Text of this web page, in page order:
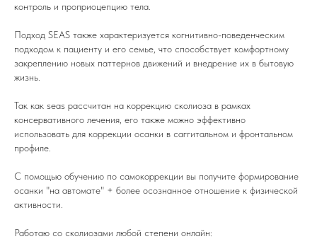
контроль и проприоцепцию тела.
Подход SEAS также характеризуется когнитивно-поведенческим
подходом к пациенту и его семье, что способствует комфортному
закреплению новых паттернов движений и внедрение их в бытовую
жизнь.
Так как seas рассчитан на коррекцию сколиоза в рамках
консервативного лечения, его также можно эффективно
использовать для коррекции осанки в саггитальном и фронтальном
профиле.
С помощью обучению по самокоррекции вы получите формирование
осанки "на автомате" + более осознанное отношение к физической
активности.
Работаю со сколиозами любой степени онлайн: